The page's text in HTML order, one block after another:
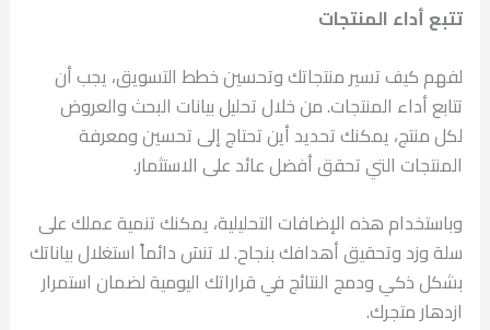
تتبع أداء المنتجات
لفهم كيف تسير منتجاتك وتحسين خطط التسويق، يجب أن
تتابع أداء المنتجات. من خلال تحليل بيانات البحث والعروض
لكل منتج، يمكنك تحديد أين تحتاج إلى تحسين ومعرفة
المنتجات التي تحقق أفضل عائد على الاستثمار.
وباستخدام هذه الإضافات التحليلية، يمكنك تنمية عملك على
سلة وزد وتحقيق أهدافك بنجاح. لا تنسَ دائماً استغلال بياناتك
بشكل ذكي ودمج النتائج في قراراتك اليومية لضمان استمرار
ازدهار متجرك.